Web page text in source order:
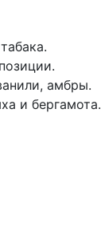
амбры.
и бергамота.